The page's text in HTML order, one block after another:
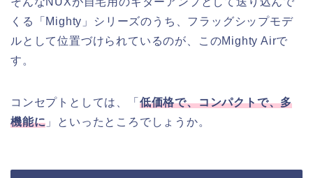
くる「Mighty」シリーズのうち、フラッグシップモデ
ルとして位置づけられているのが、このMighty Airで
す。
コンセプトとしては、「 低価格で、コンパクトで、多
機能に 」といったところでしょうか。